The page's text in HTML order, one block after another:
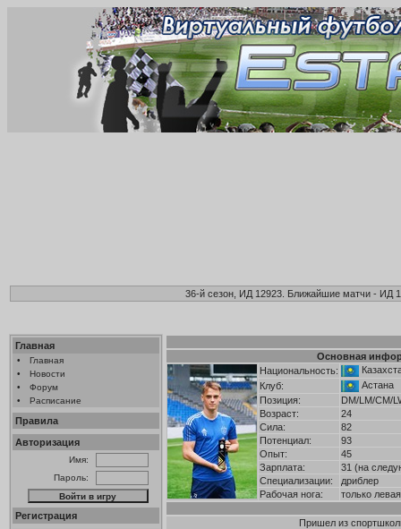
36-й сезон, ИД 12923. Ближайшие матчи - ИД
Главная
•
Главная
•
Новости
•
Форум
•
Расписание
Правила
Авторизация
Имя:
Пароль:
Регистрация
Основная
Национальность:
Клуб:
Астана
Позиция:
DM/LM/CM/
Возраст:
24
Сила:
82
Потенциал:
93
Опыт:
45
Зарплата:
31 (на
Специализации:
дриблер
Рабочая нога:
только левая
Пришел из